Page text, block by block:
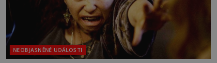
NEOBJASNĚNÉ UDÁLOSTI